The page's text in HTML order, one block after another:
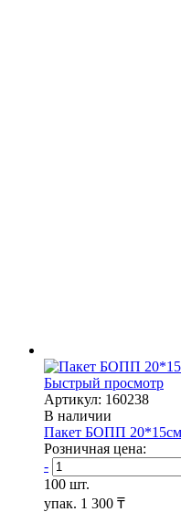
Быстрый просмотр
Артикул: 160238
В наличии
Пакет БОПП
Розничная цена:
-
100 шт.
упак. 1 300 ₸